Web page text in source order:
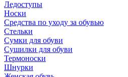
Ледоступы
Носки
Средства по уходу за обувью
Стельки
Сумки для обуви
Сушилки для обуви
Термоноски
Шнурки